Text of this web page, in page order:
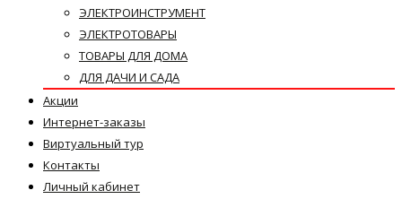
ЭЛЕКТРОИНСТРУМЕНТ
ЭЛЕКТРОТОВАРЫ
ТОВАРЫ ДЛЯ ДОМА
ДЛЯ ДАЧИ И САДА
Акции
Интернет-заказы
Виртуальный тур
Контакты
Личный кабинет